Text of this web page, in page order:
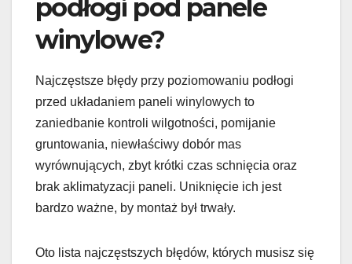
podłogi pod panele
winylowe?
Najczęstsze błędy przy poziomowaniu podłogi
przed układaniem paneli winylowych to
zaniedbanie kontroli wilgotności, pomijanie
gruntowania, niewłaściwy dobór mas
wyrównujących, zbyt krótki czas schnięcia oraz
brak aklimatyzacji paneli. Uniknięcie ich jest
bardzo ważne, by montaż był trwały.
Oto lista najczęstszych błędów, których musisz się